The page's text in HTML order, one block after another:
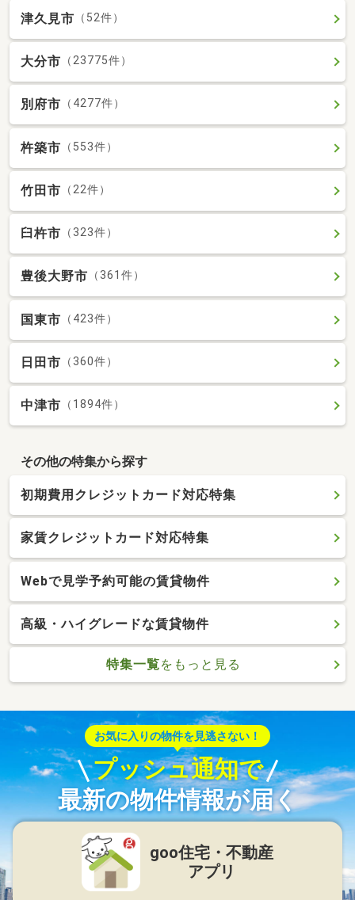
津久見市 （52件）
大分市 （23775件）
別府市 （4277件）
杵築市 （553件）
竹田市 （22件）
臼杵市 （323件）
豊後大野市 （361件）
国東市 （423件）
日田市 （360件）
中津市 （1894件）
その他の特集から探す
初期費用クレジットカード対応特集
家賃クレジットカード対応特集
Webで見学予約可能の賃貸物件
高級・ハイグレードな賃貸物件
特集一覧をもっと見る
お気に入りの物件を見逃さない！
プッシュ通知で
最新の物件情報が届く
goo住宅・不動産
アプリ